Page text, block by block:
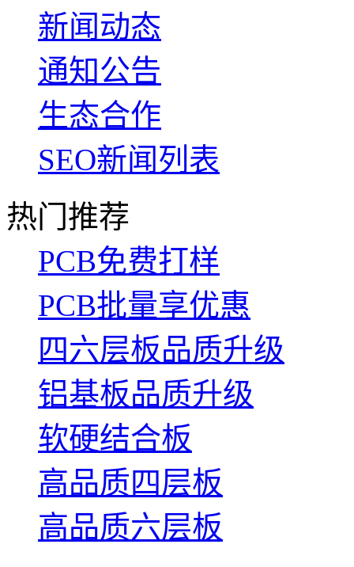
新闻动态
通知公告
生态合作
SEO新闻列表
热门推荐
PCB免费打样
PCB批量享优惠
四六层板品质升级
铝基板品质升级
软硬结合板
高品质四层板
高品质六层板